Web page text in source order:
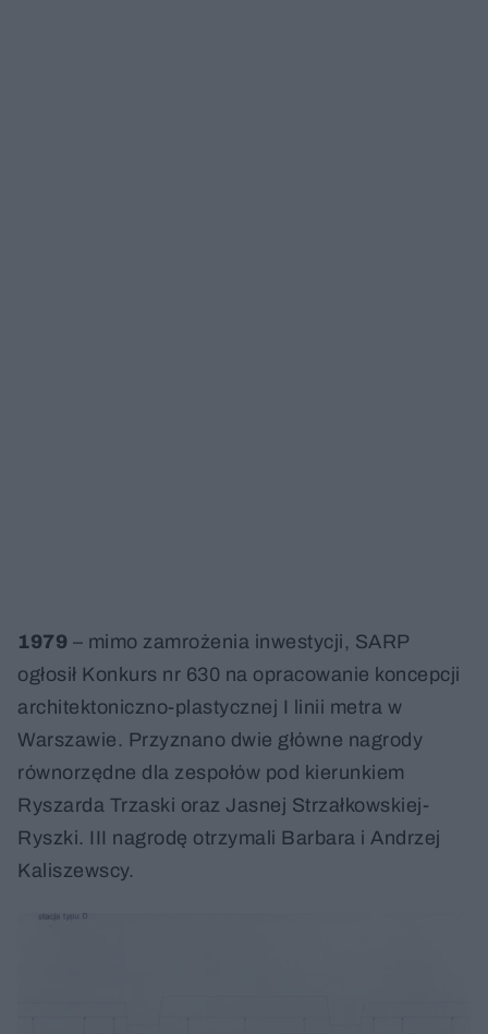
1979 – mimo zamrożenia inwestycji, SARP
ogłosił Konkurs nr 630 na opracowanie koncepcji
architektoniczno-plastycznej I linii metra w
Warszawie. Przyznano dwie główne nagrody
równorzędne dla zespołów pod kierunkiem
Ryszarda Trzaski oraz Jasnej Strzałkowskiej-
Ryszki. III nagrodę otrzymali Barbara i Andrzej
Kaliszewscy.